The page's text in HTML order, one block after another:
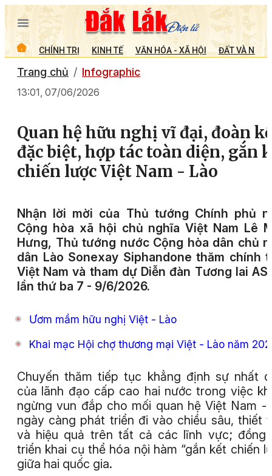
CHÍNH TRỊ KINH TẾ VĂN HÓA - XÃ HỘI ĐẤT VÀ
Trang chủ Infographic
13:01, 07/06/2026
Quan hệ hữu nghị vĩ đại, đoàn
đặc biệt, hợp tác toàn diện, gắn
chiến lược Việt Nam - Lào
Nhận lời mời của Thủ tướng Chính phủ
Cộng hòa xã hội chủ nghĩa Việt Nam Lê
Hưng, Thủ tướng nước Cộng hòa dân chủ
dân Lào Sonexay Siphandone thăm chính
Việt Nam và tham dự Diễn đàn Tương lai
lần thứ ba 7 - 9/6/2026.
Ươm mầm hữu nghị Việt - Lào
Khai mạc Hội chợ thương mại Việt - Lào năm
Chuyến thăm tiếp tục khẳng định sự nhất
của lãnh đạo cấp cao hai nước trong việc
ngừng vun đắp cho mối quan hệ Việt Nam -
ngày càng phát triển đi vào chiều sâu, thiết
và hiệu quả trên tất cả các lĩnh vực; đồng
triển khai cụ thể hóa nội hàm “gắn kết chiến
giữa hai quốc gia.